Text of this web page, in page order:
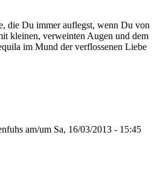
die Du immer auflegst, wenn Du von
kleinen, verweinten Augen und dem
im Mund der verflossenen Liebe
am/um Sa, 16/03/2013 - 15:45